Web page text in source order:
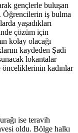
gençlerle buluşan
Öğrencilerin iş bulma
yaşadıkları
çözüm için
kolay olacağı
kaydeden Şadi
lokantalar
önceliklerinin kadınlar
ise teravih
oldu. Bölge halkı